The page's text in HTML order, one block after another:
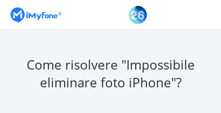
Come risolvere "Impossibile
eliminare foto iPhone"?